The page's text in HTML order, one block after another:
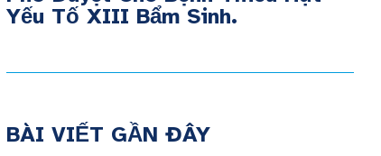
Yếu Tố XIII Bẩm Sinh.
BÀI VIẾT GẦN ĐÂY